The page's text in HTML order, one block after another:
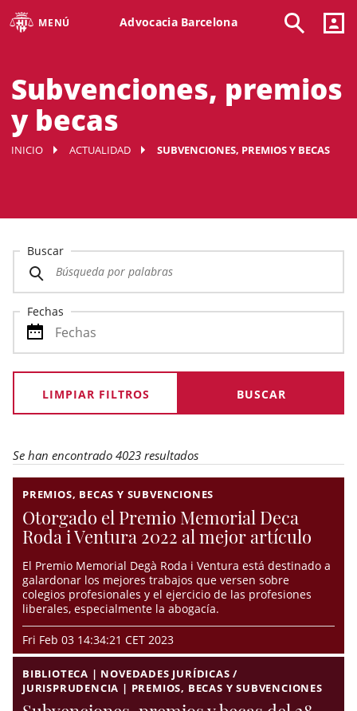
MENÚ Advocacia Barcelona
Subvenciones, premios
y becas
INICIO ACTUALIDAD SUBVENCIONES, PREMIOS Y BECAS
Buscar
Fechas
LIMPIAR FILTROS
Se han encontrado 4023 resultados
PREMIOS, BECAS Y SUBVENCIONES
Otorgado el Premio Memorial Deca
Roda i Ventura 2022 al mejor artículo
El Premio Memorial Degà Roda i Ventura está destinado a
galardonar los mejores trabajos que versen sobre
colegios profesionales y el ejercicio de las profesiones
liberales, especialmente la abogacía.
Fri Feb 03 14:34:21 CET 2023
BIBLIOTECA | NOVEDADES JURÍDICAS /
JURISPRUDENCIA | PREMIOS, BECAS Y SUBVENCIONES